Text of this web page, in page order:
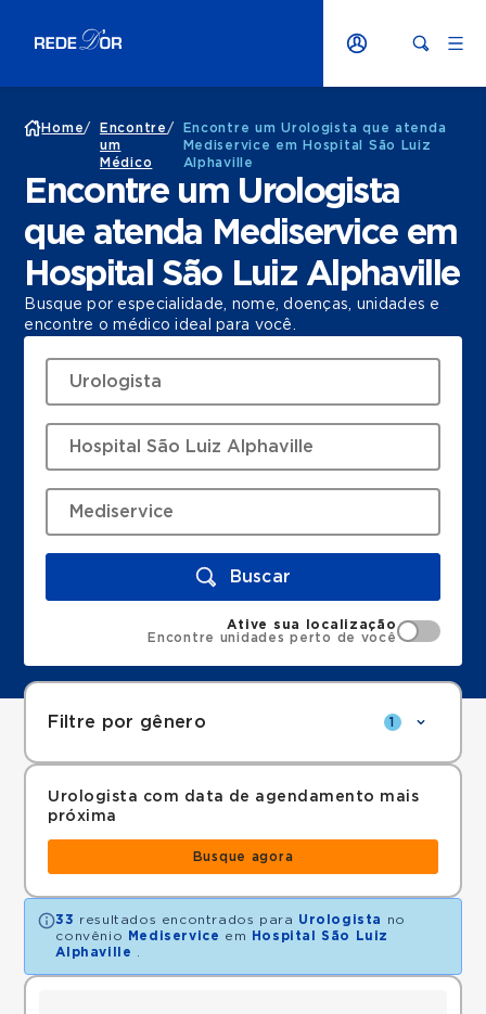
Home/
Encontre
um
Médico
/
Encontre um Urologista que atenda
Mediservice em Hospital São Luiz
Alphaville
Encontre um Urologista
que atenda Mediservice em
Hospital São Luiz Alphaville
Busque por especialidade, nome, doenças, unidades e
encontre o médico ideal para você.
Buscar
Ative sua localização
Encontre unidades perto de você
Filtre por gênero 1
Urologista com data de agendamento mais
próxima
Busque agora
33 resultados encontrados para Urologista
no
convênio
Mediservice em
Hospital São Luiz
Alphaville